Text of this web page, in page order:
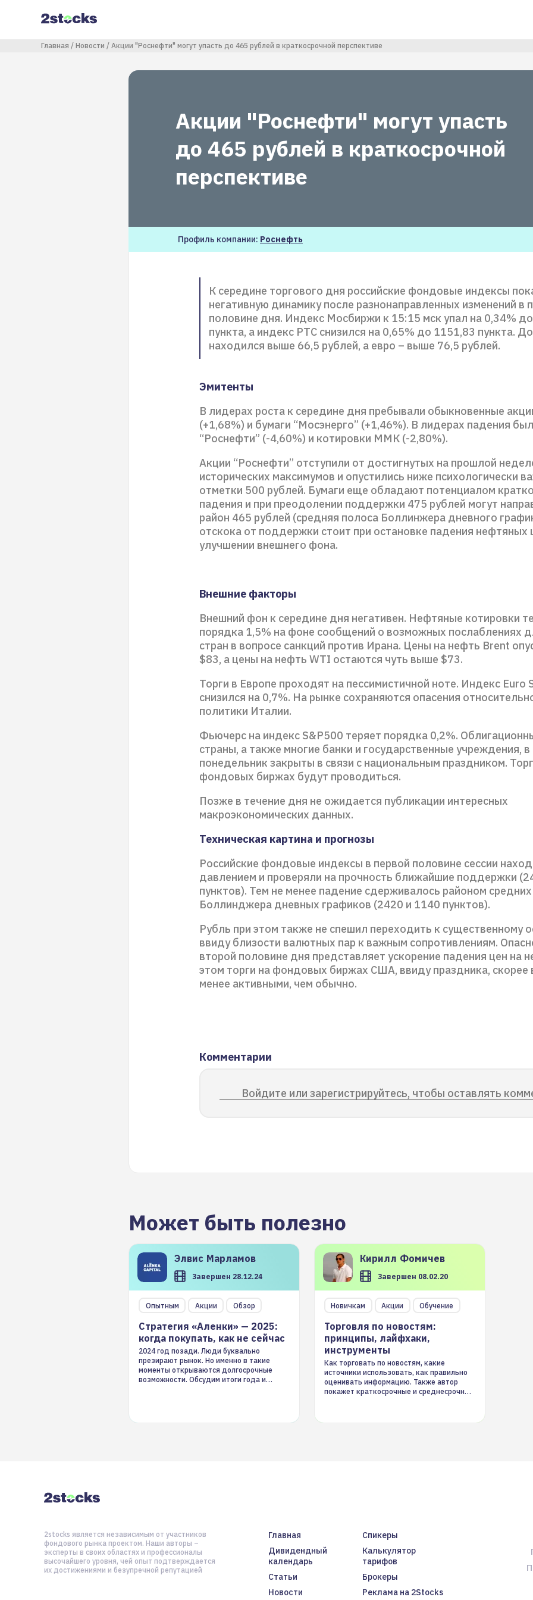
содержанию
Строка навигации
Главная Новости Акции "Роснефти" могут упасть до 465 рублей в краткосрочной перспективе
Акции "Роснефти" могут упасть
до 465 рублей в краткосрочной
перспективе
Профиль компании: Роснефть
К середине торгового дня российские фондовые индексы
негативную динамику после разнонаправленных изменений в
половине дня. Индекс Мосбиржи к 15:15 мск упал на 0,34%
пункта, а индекс РТС снизился на 0,65% до 1151,83 пункта.
находился выше 66,5 рублей, а евро – выше 76,5 рублей.
Эмитенты
В лидерах роста к середине дня пребывали обыкновенные
(+1,68%) и бумаги “Мосэнерго” (+1,46%). В лидерах падения
“Роснефти” (-4,60%) и котировки ММК (-2,80%).
Акции “Роснефти” отступили от достигнутых на прошлой
исторических максимумов и опустились ниже психологически
отметки 500 рублей. Бумаги еще обладают потенциалом
падения и при преодолении поддержки 475 рублей могут
район 465 рублей (средняя полоса Боллинжера дневного
отскока от поддержки стоит при остановке падения нефтяных
улучшении внешнего фона.
Внешние факторы
Внешний фон к середине дня негативен. Нефтяные котировки
порядка 1,5% на фоне сообщений о возможных послаблениях
стран в вопросе санкций против Ирана. Цены на нефть Brent
$83, а цены на нефть WTI остаются чуть выше $73.
Торги в Европе проходят на пессимистичной ноте. Индекс Euro
снизился на 0,7%. На рынке сохраняются опасения
политики Италии.
Фьючерс на индекс S&P500 теряет порядка 0,2%.
страны, а также многие банки и государственные учреждения, в
понедельник закрыты в связи с национальным праздником.
фондовых биржах будут проводиться.
Позже в течение дня не ожидается публикации интересных
макроэкономических данных.
Техническая картина и прогнозы
Российские фондовые индексы в первой половине сессии
давлением и проверяли на прочность ближайшие поддержки
пунктов). Тем не менее падение сдерживалось районом
Боллинджера дневных графиков (2420 и 1140 пунктов).
Рубль при этом также не спешил переходить к существенному
ввиду близости валютных пар к важным сопротивлениям.
второй половине дня представляет ускорение падения цен на
этом торги на фондовых биржах США, ввиду праздника, скорее
менее активными, чем обычно.
Комментарии
Войдите или зарегистрируйтесь, чтобы оставлять
Может быть полезно
Элвис Марламов
Завершен 28.12.24
Опытным Акции Обзор
Стратегия «Аленки» — 2025:
когда покупать, как не сейчас
2024 год позади. Люди буквально
презирают рынок. Но именно в такие
моменты открываются долгосрочные
возможности. Обсудим итоги года и
Кирилл Фомичев
Завершен 08.02.20
Новичкам Акции Обучение
Торговля по новостям:
принципы, лайфхаки,
инструменты
Как торговать по новостям, какие
источники использовать, как правильно
оценивать информацию. Также автор
покажет краткосрочные и среднесрочные
Главная
Спикеры
Дивидендный
календарь
Калькулятор
тарифов
Статьи
Брокеры
Новости
Реклама на 2Stocks
2stocks является независимым от участников
фондового рынка проектом. Наши авторы –
эксперты в своих областях и профессионалы
высочайшего уровня, чей опыт подтверждается
их достижениями и безупречной репутацией